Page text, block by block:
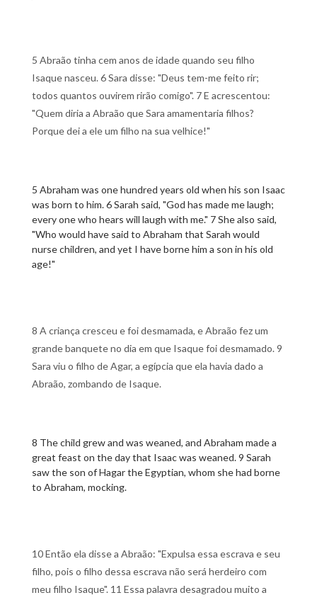
5 Abraão tinha cem anos de idade quando seu filho
Isaque nasceu. 6 Sara disse: "Deus tem-me feito rir;
todos quantos ouvirem rirão comigo". 7 E acrescentou:
"Quem diria a Abraão que Sara amamentaria filhos?
Porque dei a ele um filho na sua velhice!"
5 Abraham was one hundred years old when his son Isaac
was born to him. 6 Sarah said, "God has made me laugh;
every one who hears will laugh with me." 7 She also said,
"Who would have said to Abraham that Sarah would
nurse children, and yet I have borne him a son in his old
age!"
8 A criança cresceu e foi desmamada, e Abraão fez um
grande banquete no dia em que Isaque foi desmamado. 9
Sara viu o filho de Agar, a egípcia que ela havia dado a
Abraão, zombando de Isaque.
8 The child grew and was weaned, and Abraham made a
great feast on the day that Isaac was weaned. 9 Sarah
saw the son of Hagar the Egyptian, whom she had borne
to Abraham, mocking.
10 Então ela disse a Abraão: "Expulsa essa escrava e seu
filho, pois o filho dessa escrava não será herdeiro com
meu filho Isaque". 11 Essa palavra desagradou muito a